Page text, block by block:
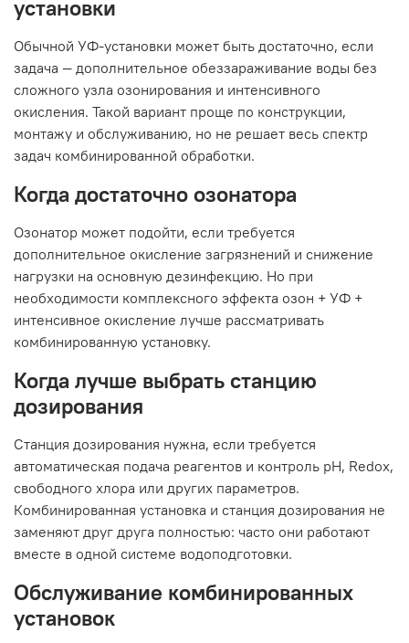
установки
Обычной УФ-установки может быть достаточно, если
задача — дополнительное обеззараживание воды без
сложного узла озонирования и интенсивного
окисления. Такой вариант проще по конструкции,
монтажу и обслуживанию, но не решает весь спектр
задач комбинированной обработки.
Когда достаточно озонатора
Озонатор может подойти, если требуется
дополнительное окисление загрязнений и снижение
нагрузки на основную дезинфекцию. Но при
необходимости комплексного эффекта озон + УФ +
интенсивное окисление лучше рассматривать
комбинированную установку.
Когда лучше выбрать станцию
дозирования
Станция дозирования нужна, если требуется
автоматическая подача реагентов и контроль pH, Redox,
свободного хлора или других параметров.
Комбинированная установка и станция дозирования не
заменяют друг друга полностью: часто они работают
вместе в одной системе водоподготовки.
Обслуживание комбинированных
установок